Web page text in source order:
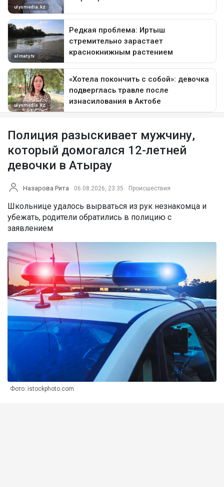
Полиция разыскивает мужчину,
который домогался 12-летней
девочки в Атырау
Назарова Рита 06.08.2026, 23:35 Происшествия
Школьнице удалось вырваться из рук незнакомца и
убежать, родители обратились в полицию с
заявлением
Фото: istockphoto.com